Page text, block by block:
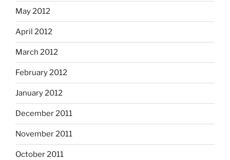
May 2012
April 2012
March 2012
February 2012
January 2012
December 2011
November 2011
October 2011